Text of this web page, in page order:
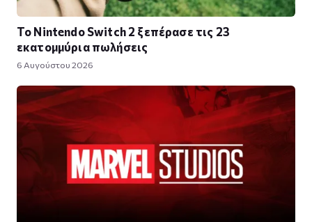
Το Nintendo Switch 2 ξεπέρασε τις 23
εκατομμύρια πωλήσεις
6 Αυγούστου 2026